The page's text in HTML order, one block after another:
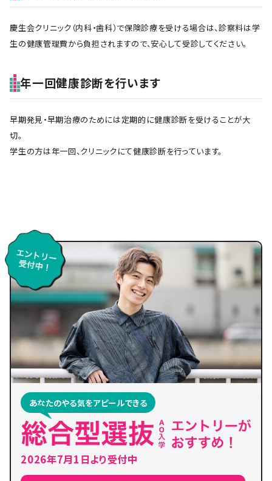
慶生会クリニック（内科・歯科）で保険診療を受ける場合は、診察料は学
生の健康管理費から負担されますので、安心して受診してください。
年一回健康診断を行います
早期発見・早期治療のためには定期的に健康診断を受けることが大
切。
学生の方は年一回、クリニックにて健康診断を行っています。
あなたのやる気をアピールできる
2026年7月1日より受付中